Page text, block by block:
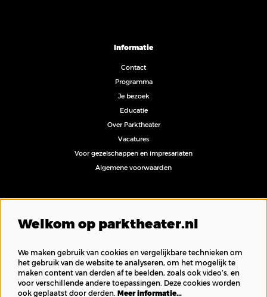
Informatie
Contact
Programma
Je bezoek
Educatie
Over Parktheater
Vacatures
Voor gezelschappen en impresariaten
Algemene voorwaarden
Inschrijven nieuwsbrief
Welkom op parktheater.nl
We maken gebruik van cookies en vergelijkbare technieken om
het gebruik van de website te analyseren, om het mogelijk te
maken content van derden af te beelden, zoals ook video’s, en
voor verschillende andere toepassingen. Deze cookies worden
ook geplaatst door derden. Meer informatie…